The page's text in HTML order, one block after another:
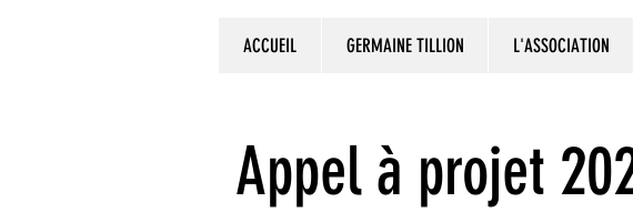
ACCUEIL GERMAINE TILLION L'ASSOCIATION
Appel à projet